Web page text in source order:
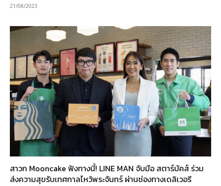
21/08/2023
สาวก Mooncake ฟังทางนี้! LINE MAN จับมือ สตาร์บัคส์ ร่วม
ส่งความสุขรับเทศกาลไหว้พระจันทร์ ผ่านช่องทางเดลิเวอรี